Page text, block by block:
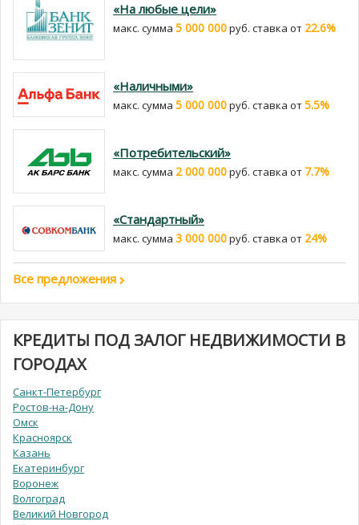
«На любые цели»
макс. сумма 5 000 000руб. cтавка от 22.6%
«Наличными»
макс. сумма 5 000 000руб. cтавка от5.5%
«Потребительский»
макс. сумма 2 000 000руб. cтавка от 7.7%
«Стандартный»
макс. сумма 3 000 000руб. cтавка от 24%
Все предложения
КРЕДИТЫ ПОД ЗАЛОГ НЕДВИЖИМОСТИ В
ГОРОДАХ
Санкт-Петербург
Ростов-на-Дону
Омск
Красноярск
Казань
Екатеринбург
Воронеж
Волгоград
Великий Новгород